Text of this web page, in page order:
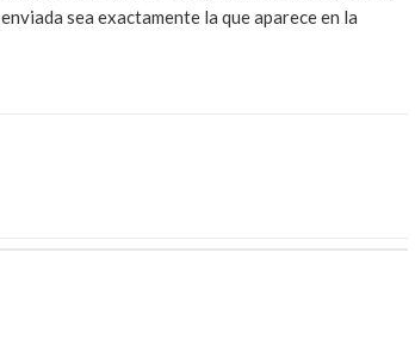
sea exactamente la que aparece en la